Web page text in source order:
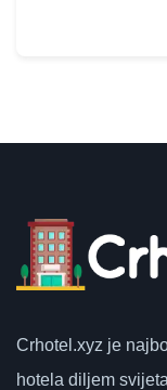
Crhotel.xyz je
hotela diljem